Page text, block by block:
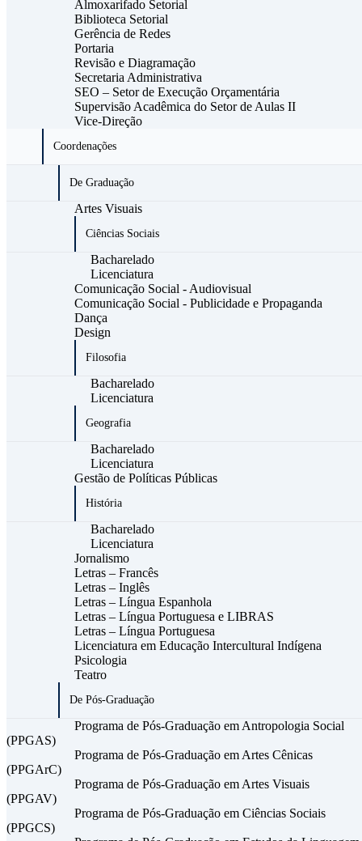
Almoxarifado Setorial
Biblioteca Setorial
Gerência de Redes
Portaria
Revisão e Diagramação
Secretaria Administrativa
SEO – Setor de Execução Orçamentária
Supervisão Acadêmica do Setor de Aulas II
Vice-Direção
Coordenações
De Graduação
Artes Visuais
Ciências Sociais
Bacharelado
Licenciatura
Comunicação Social - Audiovisual
Comunicação Social - Publicidade e Propaganda
Dança
Design
Filosofia
Bacharelado
Licenciatura
Geografia
Bacharelado
Licenciatura
Gestão de Políticas Públicas
História
Bacharelado
Licenciatura
Jornalismo
Letras – Francês
Letras – Inglês
Letras – Língua Espanhola
Letras – Língua Portuguesa e LIBRAS
Letras – Língua Portuguesa
Licenciatura em Educação Intercultural Indígena
Psicologia
Teatro
De Pós-Graduação
Programa de Pós-Graduação em Antropologia Social
(PPGAS)
Programa de Pós-Graduação em Artes Cênicas
(PPGArC)
Programa de Pós-Graduação em Artes Visuais
(PPGAV)
Programa de Pós-Graduação em Ciências Sociais
(PPGCS)